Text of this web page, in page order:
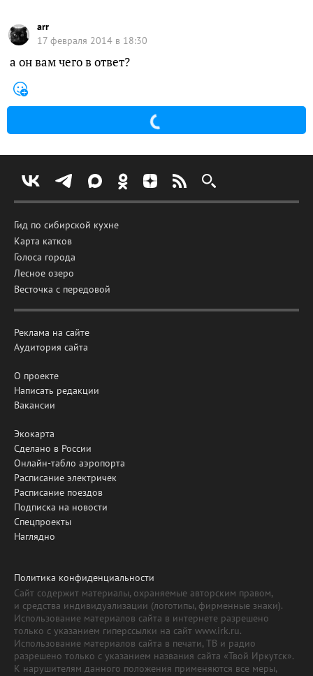
arr
17 февраля 2014 в 18:30
а он вам чего в ответ?
Гид по сибирской кухне
Карта катков
Голоса города
Лесное озеро
Весточка с передовой
Реклама на сайте
Аудитория сайта
О проекте
Написать редакции
Вакансии
Экокарта
Сделано в России
Онлайн-табло аэропорта
Расписание электричек
Расписание поездов
Подписка на новости
Спецпроекты
Наглядно
Политика конфиденциальности
Сайт содержит материалы, охраняемые авторским правом,
и средства индивидуализации (логотипы, фирменные знаки).
Использование материалов сайта в интернете разрешено
только с указанием гиперссылки на сайт www.irk.ru.
Использование материалов сайта в печати, ТВ и радио
разрешено только с указанием названия сайта «Твой Иркутск».
К нарушителям данного положения применяются все меры,